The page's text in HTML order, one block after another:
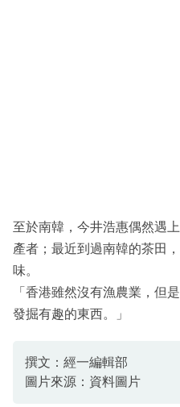
至於南韓，今井浩惠偶然遇
產者；最近到過南韓的茶田
味。
「香港雖然沒有漁農業，但
發掘有趣的東西。」
撰文：經一編輯部
圖片來源：資料圖片